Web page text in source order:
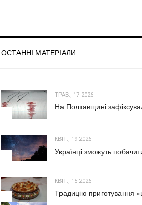
ОСТАННІ МАТЕРІАЛИ
ТРАВ., 17 2026
На Полтавщині
КВІТ., 19 2026
Українці зможуть
КВІТ., 15 2026
Традицію приготування